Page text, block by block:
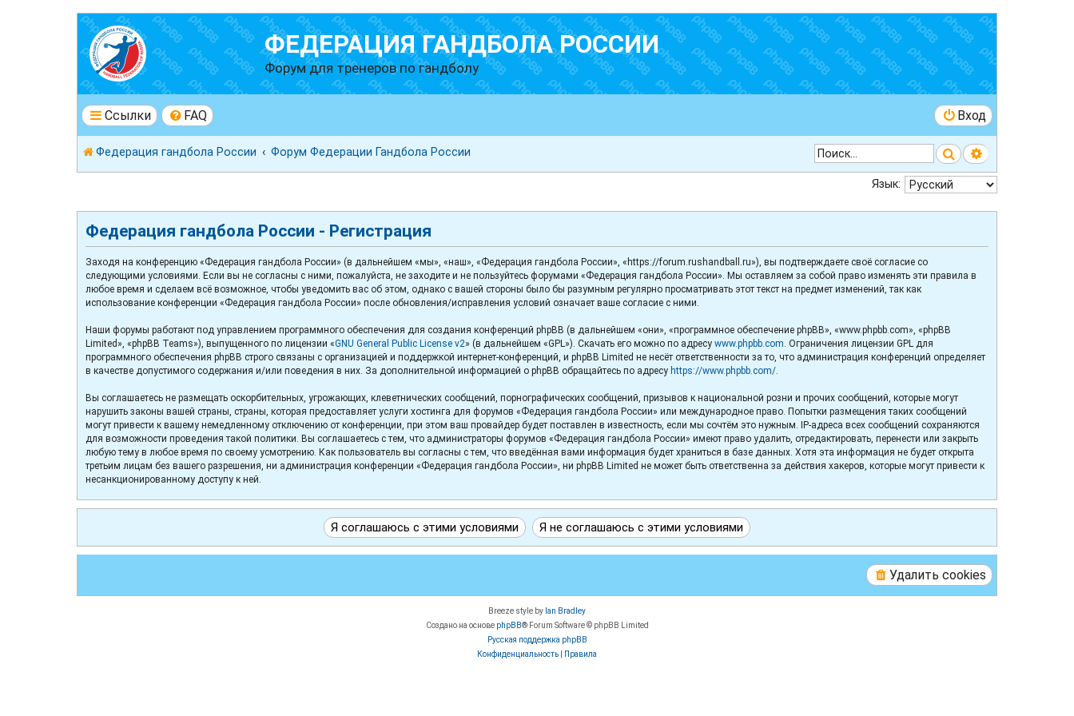
ФЕДЕРАЦИЯ ГАНДБОЛА РОССИИ
Форум для тренеров по гандболу
Ссылки FAQ Вход
Федерация гандбола России Форум Федерации Гандбола России ПоискРасширенный
Язык:
Федерация гандбола России - Регистрация
Заходя на конференцию «Федерация гандбола России» (в дальнейшем «мы», «наш», «Федерация гандбола России», «https://forum.rushandball.ru»), вы подтверждаете своё согласие со
следующими условиями. Если вы не согласны с ними, пожалуйста, не заходите и не пользуйтесь форумами «Федерация гандбола России». Мы оставляем за собой право изменять эти правила в
любое время и сделаем всё возможное, чтобы уведомить вас об этом, однако с вашей стороны было бы разумным регулярно просматривать этот текст на предмет изменений, так как
использование конференции «Федерация гандбола России» после обновления/исправления условий означает ваше согласие с ними.
Наши форумы работают под управлением программного обеспечения для создания конференций phpBB (в дальнейшем «они», «программное обеспечение phpBB», «www.phpbb.com», «phpBB
Limited», «phpBB Teams»), выпущенного по лицензии «GNU General Public License v2» (в дальнейшем «GPL»). Скачать его можно по адресу www.phpbb.com . Ограничения лицензии GPL для
программного обеспечения phpBB строго связаны с организацией и поддержкой интернет-конференций, и phpBB Limited не несёт ответственности за то, что администрация конференций определяет
в качестве допустимого содержания и/или поведения в них. За дополнительной информацией о phpBB обращайтесь по адресу https://www.phpbb.com/
Вы соглашаетесь не размещать оскорбительных, угрожающих, клеветнических сообщений, порнографических сообщений, призывов к национальной розни и прочих сообщений, которые могут
нарушить законы вашей страны, страны, которая предоставляет услуги хостинга для форумов «Федерация гандбола России» или международное право. Попытки размещения таких сообщений
могут привести к вашему немедленному отключению от конференции, при этом ваш провайдер будет поставлен в известность, если мы сочтём это нужным. IP-адреса всех сообщений сохраняются
для возможности проведения такой политики. Вы соглашаетесь с тем, что администраторы форумов «Федерация гандбола России» имеют право удалить, отредактировать, перенести или закрыть
любую тему в любое время по своему усмотрению. Как пользователь вы согласны с тем, что введённая вами информация будет храниться в базе данных. Хотя эта информация не будет открыта
третьим лицам без вашего разрешения, ни администрация конференции «Федерация гандбола России», ни phpBB Limited не может быть ответственна за действия хакеров, которые могут привести к
несанкционированному доступу к ней.
Удалить cookies
Breeze style by Ian Bradley
Создано на основе phpBB® Forum Software © phpBB Limited
Русская поддержка phpBB
Конфиденциальность
Правила